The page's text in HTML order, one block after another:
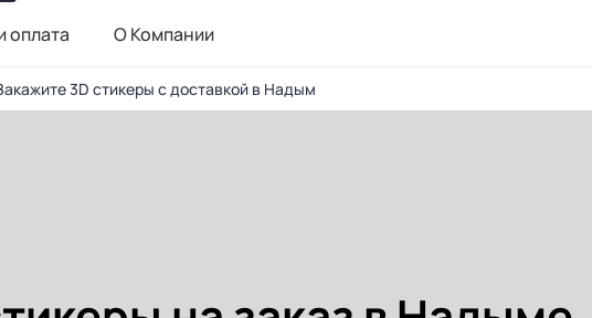
оплата О Компании
3D стикеры с доставкой в Надым